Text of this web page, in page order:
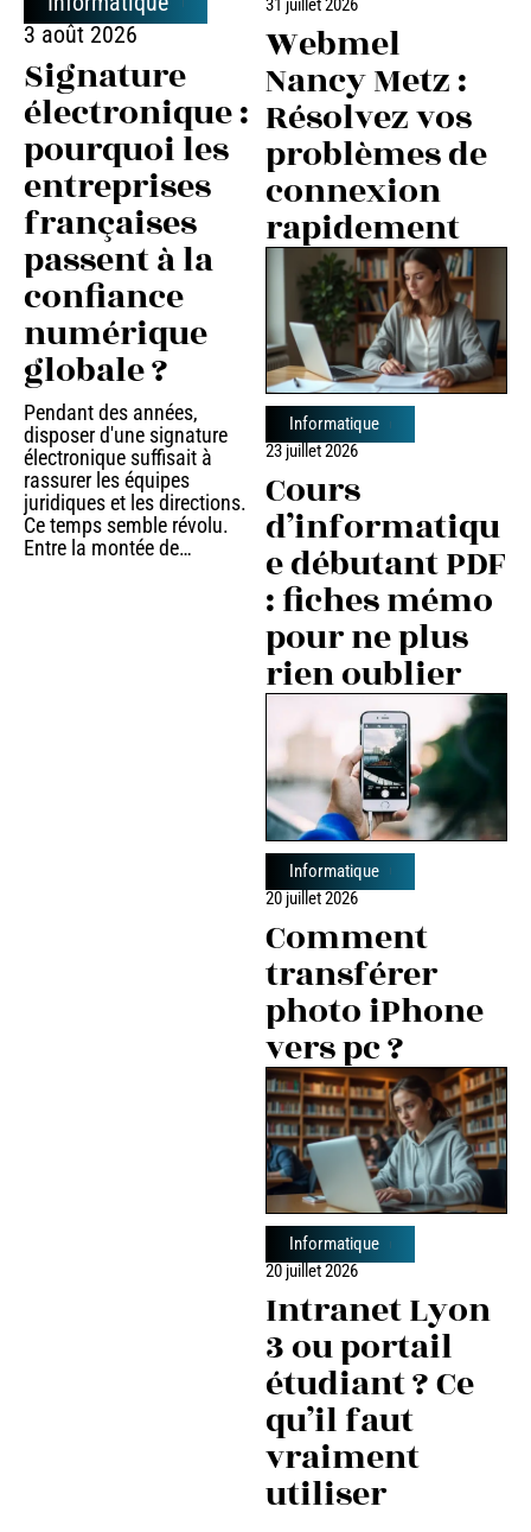
3 août 2026
Signature
électronique :
pourquoi les
entreprises
françaises
passent à la
confiance
numérique
globale ?
Pendant des années,
disposer d'une signature
électronique suffisait à
rassurer les équipes
juridiques et les directions.
Ce temps semble révolu.
Entre la montée de…
31 juillet 2026
Webmel
Nancy Metz :
Résolvez vos
problèmes de
connexion
rapidement
Informatique
23 juillet 2026
Cours
d’informatiqu
e débutant PDF
: fiches mémo
pour ne plus
rien oublier
Informatique
20 juillet 2026
Comment
transférer
photo iPhone
vers pc ?
Informatique
20 juillet 2026
Intranet Lyon
3 ou portail
étudiant ? Ce
qu’il faut
vraiment
utiliser